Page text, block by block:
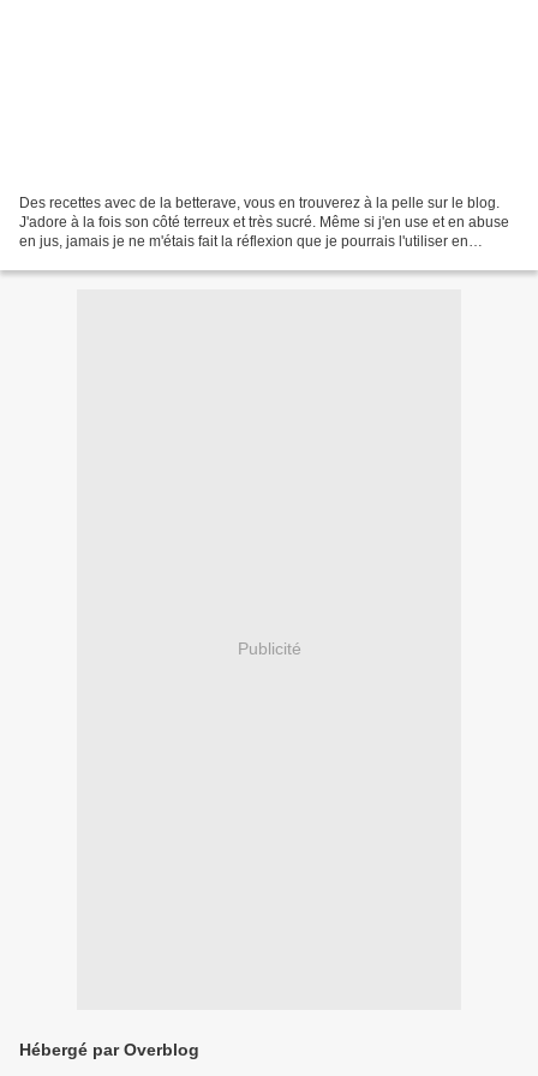
Des recettes avec de la betterave, vous en trouverez à la pelle sur le blog.
J'adore à la fois son côté terreux et très sucré. Même si j'en use et en abuse
en jus, jamais je ne m'étais fait la réflexion que je pourrais l'utiliser en
Publicité
Hébergé par Overblog